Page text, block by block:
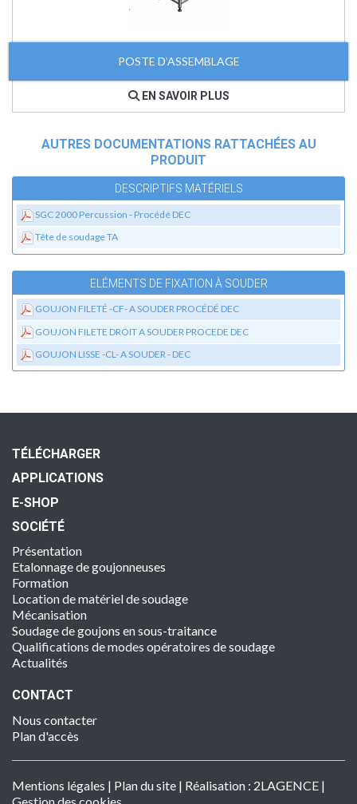
POSTE D'ASSEMBLAGE
EN SAVOIR PLUS
AUTRES DOCUMENTATIONS RATTACHÉES AU
PRODUIT
DESCRIPTIFS MATÉRIELS
SGC 2000 Percussion - Procédé DEC
Tête de soudage TA
ELÉMENTS DE FIXATION À SOUDER
GOUJON FILETÉ -CF- A SOUDER PROCÉDÉ DEC
GOUJON FILETE DROIT A SOUDER PROCEDE DEC
GOUJON LISSE -CL- A SOUDER - DEC
TÉLÉCHARGER
APPLICATIONS
E-SHOP
SOCIÉTÉ
Présentation
Etalonnage de goujonneuses
Formation
Location de matériel de soudage
Mécanisation
Soudage de goujons en sous-traitance
Qualifications de modes opératoires de soudage
Actualités
CONTACT
Nous contacter
Plan d'accès
Mentions légales | Plan du site | Réalisation : 2LAGENCE |